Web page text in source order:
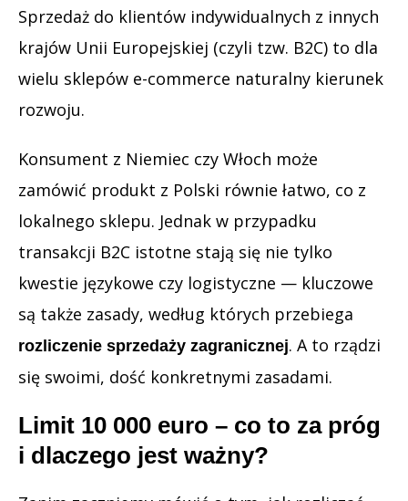
Sprzedaż do klientów indywidualnych z innych
krajów Unii Europejskiej (czyli tzw. B2C) to dla
wielu sklepów e-commerce naturalny kierunek
rozwoju.
Konsument z Niemiec czy Włoch może
zamówić produkt z Polski równie łatwo, co z
lokalnego sklepu. Jednak w przypadku
transakcji B2C istotne stają się nie tylko
kwestie językowe czy logistyczne — kluczowe
są także zasady, według których przebiega
rozliczenie sprzedaży zagranicznej. A to rządzi
się swoimi, dość konkretnymi zasadami.
Limit 10 000 euro – co to za próg
i dlaczego jest ważny?